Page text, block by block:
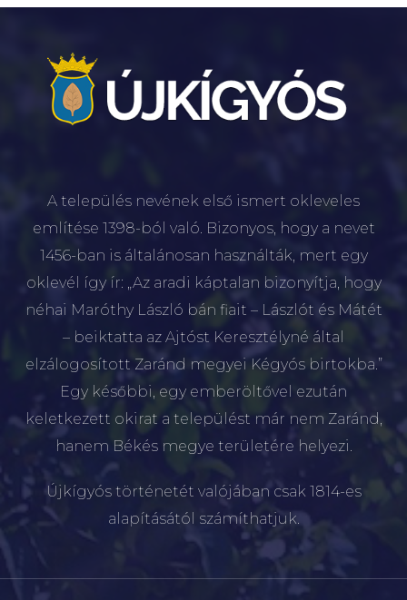
A település nevének első ismert okleveles
említése 1398-ból való. Bizonyos, hogy a nevet
1456-ban is általánosan használták, mert egy
oklevél így ír: „Az aradi káptalan bizonyítja, hogy
néhai Maróthy László bán fiait – Lászlót és Mátét
– beiktatta az Ajtóst Keresztélyné által
elzálogosított Zaránd megyei Kégyós birtokba.”
Egy későbbi, egy emberöltővel ezután
keletkezett okirat a települést már nem Zaránd,
hanem Békés megye területére helyezi.
Újkígyós történetét valójában csak 1814-es
alapításától számíthatjuk.